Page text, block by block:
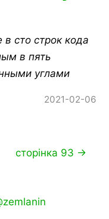
сто строк кода
в пять
углами
2021-02-06
сторінка 93 →